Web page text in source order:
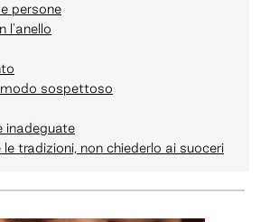
persone
l'anello
sospettoso
inadeguate
tradizioni, non chiederlo ai suoceri